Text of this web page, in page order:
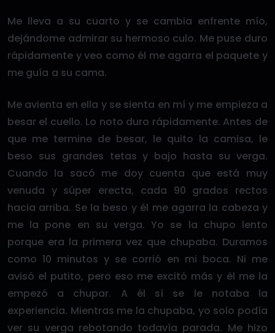
Me lleva a su cuarto y se cambia enfrente mío,
dejándome admirar su hermoso culo. Me puse duro
rápidamente y veo como él me agarra el paquete y
me guía a su cama.
Me avienta en ella y se sienta en mí y me empieza a
besar el cuello. Lo noto duro rápidamente. Antes de
que me termine de besar, le quito la camisa, le
beso sus grandes tetas y bajo hasta su verga.
Cuando la sacó me doy cuenta que está muy
venuda y súper erecta, cada 90 grados rectos
hacia arriba. Se la beso y él me agarra la cabeza y
me la pone en su verga. Yo se la chupo lento
porque era la primera vez que chupaba. Duramos
como 10 minutos y se corrió en mi boca. Ni me
avisó el putito, pero eso me excitó más y él me la
empezó a chupar. A él sí se le notaba la
experiencia. Mientras me la chupaba, yo solo podía
ver su verga rebotando todavía parada. Me hizo